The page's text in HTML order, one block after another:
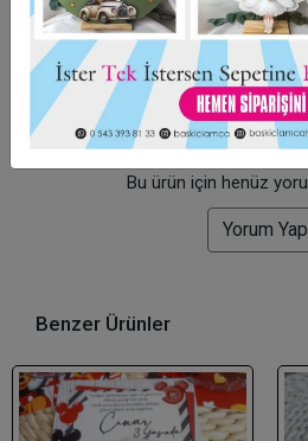
Bu ürün için henüz
Yorum Yap
Benzer Ürünler